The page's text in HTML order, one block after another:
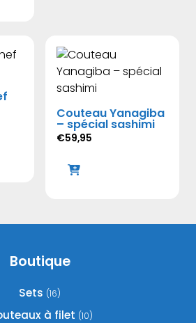
Couteau Yanagiba
– spécial sashimi
€59,95
Boutique
Sets (16)
à filet (10)